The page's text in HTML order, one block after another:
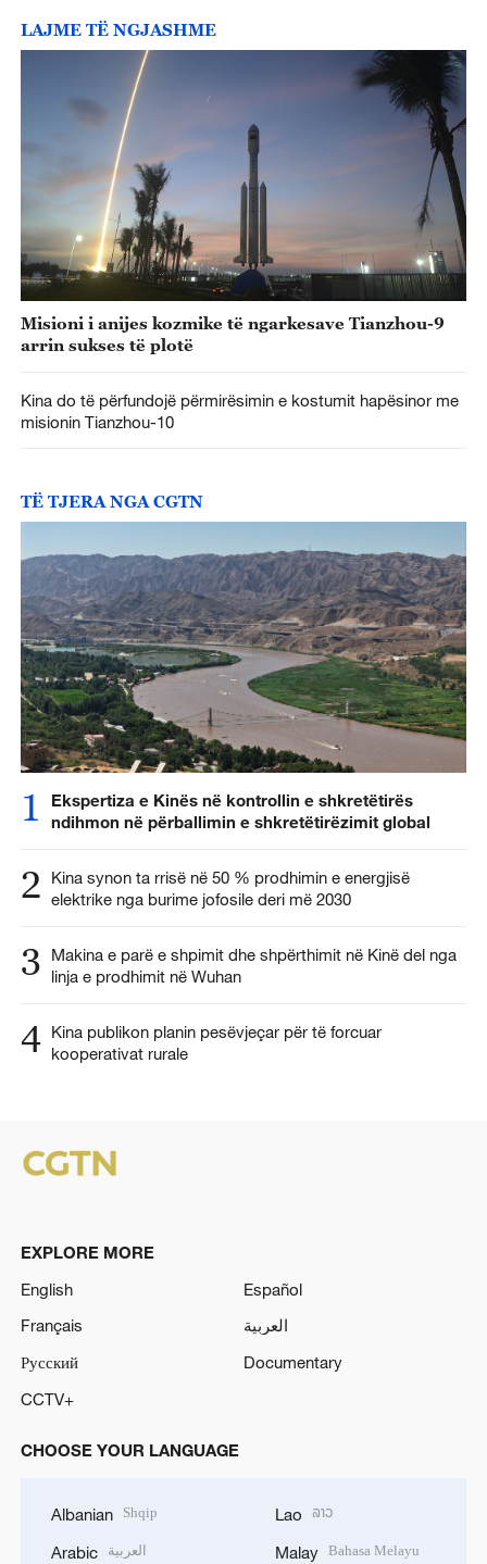
LAJME TË NGJASHME
Misioni i anijes kozmike të ngarkesave Tianzhou-9
arrin sukses të plotë
Kina do të përfundojë përmirësimin e kostumit hapësinor me
misionin Tianzhou-10
TË TJERA NGA CGTN
1
Ekspertiza e Kinës në kontrollin e shkretëtirës
ndihmon në përballimin e shkretëtirëzimit global
2
Kina synon ta rrisë në 50 % prodhimin e energjisë
elektrike nga burime jofosile deri më 2030
3
Makina e parë e shpimit dhe shpërthimit në Kinë del nga
linja e prodhimit në Wuhan
4 Kina publikon planin pesëvjeçar për të forcuar
kooperativat rurale
EXPLORE MORE
English
Español
Français
العربية
Русский
Documentary
CCTV+
CHOOSE YOUR LANGUAGE
Albanian Shqip
Arabic العربية
Lao ລາວ
Malay Bahasa Melayu